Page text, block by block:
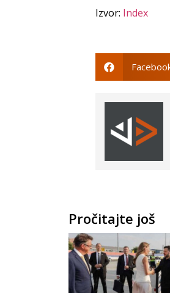
Izvor: Index
Pročitajte još